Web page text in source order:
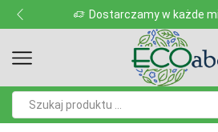
Dostarczamy w każde